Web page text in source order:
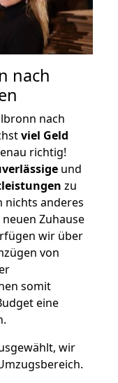
nach
nach
viel Geld
richtig!
und
zu
nichts anderes
Zuhause
wir über
von
somit
eine
wir